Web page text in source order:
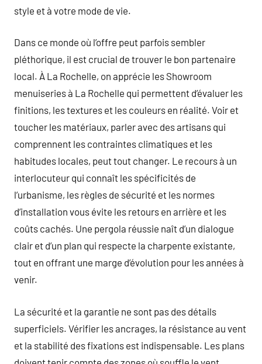
style et à votre mode de vie.
Dans ce monde où l’offre peut parfois sembler
pléthorique, il est crucial de trouver le bon partenaire
local. À La Rochelle, on apprécie les Showroom
menuiseries à La Rochelle qui permettent d’évaluer les
finitions, les textures et les couleurs en réalité. Voir et
toucher les matériaux, parler avec des artisans qui
comprennent les contraintes climatiques et les
habitudes locales, peut tout changer. Le recours à un
interlocuteur qui connaît les spécificités de
l’urbanisme, les règles de sécurité et les normes
d’installation vous évite les retours en arrière et les
coûts cachés. Une pergola réussie naît d’un dialogue
clair et d’un plan qui respecte la charpente existante,
tout en offrant une marge d’évolution pour les années à
venir.
La sécurité et la garantie ne sont pas des détails
superficiels. Vérifier les ancrages, la résistance au vent
et la stabilité des fixations est indispensable. Les plans